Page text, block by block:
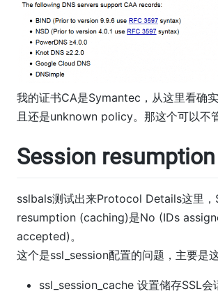
我的证书CA是Symantec，从这里看确
且还是unknown policy。那这个可以不
Session resumption
sslbals测试出来Protocol Details这里，
resumption (caching)是No (IDs
accepted)。
这个是ssl_session配置的问题，主要是
ssl_session_cache 设置储存SSL会